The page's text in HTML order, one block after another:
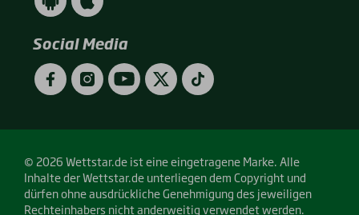
App
(Android
/
Google
Play)
App
(Apple
/
App
Store)
Social Media
FacebookInstagramYouTubeTwitterTikTok
© 2026 Wettstar.de ist eine eingetragene Marke. Alle
Inhalte der Wettstar.de unterliegen dem Copyright und
dürfen ohne ausdrückliche Genehmigung des jeweiligen
Rechteinhabers nicht anderweitig verwendet werden.